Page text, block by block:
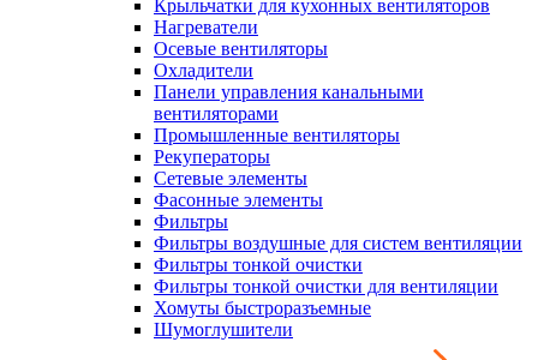
Крыльчатки для кухонных вентиляторов
Нагреватели
Осевые вентиляторы
Охладители
Панели управления канальными
вентиляторами
Промышленные вентиляторы
Рекуператоры
Сетевые элементы
Фасонные элементы
Фильтры
Фильтры воздушные для систем вентиляции
Фильтры тонкой очистки
Фильтры тонкой очистки для вентиляции
Хомуты быстроразъемные
Шумоглушители